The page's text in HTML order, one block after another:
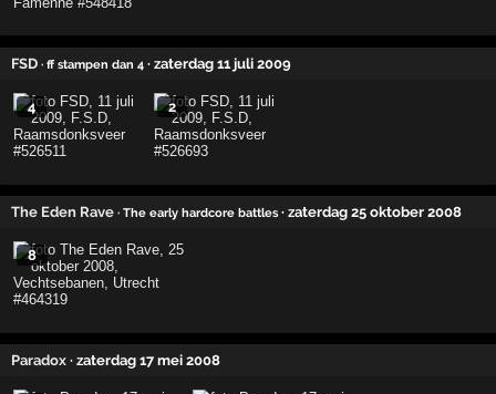
FSD · ff stampen dan 4 · zaterdag 11 juli 2009
4 2
The Eden Rave · The early hardcore battles · zaterdag 25 oktober 2008
8
Paradox · zaterdag 17 mei 2008